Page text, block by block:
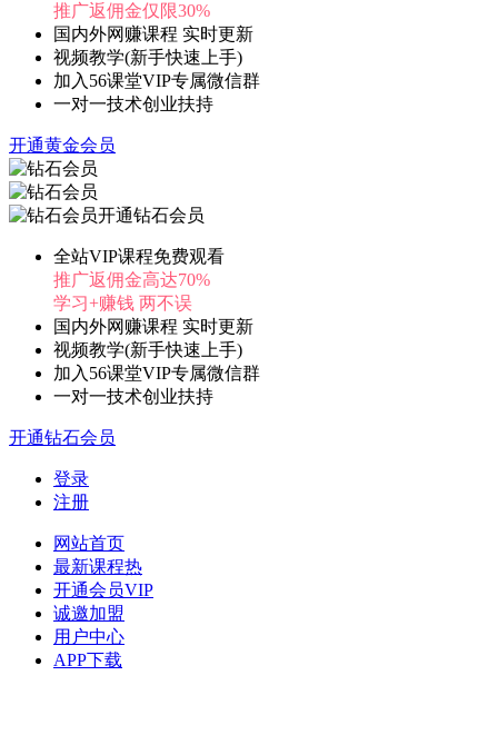
推广返佣金仅限30%
国内外网赚课程 实时更新
视频教学(新手快速上手)
加入56课堂VIP专属微信群
一对一技术创业扶持
开通黄金会员
开通钻石会员
全站VIP课程免费观看
推广返佣金高达70%
学习+赚钱 两不误
国内外网赚课程 实时更新
视频教学(新手快速上手)
加入56课堂VIP专属微信群
一对一技术创业扶持
开通钻石会员
登录
注册
网站首页
最新课程热
开通会员VIP
诚邀加盟
用户中心
APP下载